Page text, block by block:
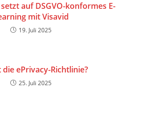
auf DSGVO-konformes E-
mit Visavid
19. Juli 2025
die ePrivacy-Richtlinie?
25. Juli 2025